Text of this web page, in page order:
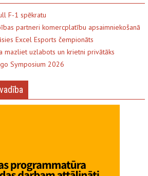
F-1 spēkratu
partneri komercplatību apsaimniekošanā
Excel Esports čempionāts
mazliet uzlabots un krietni privātāks
Symposium 2026